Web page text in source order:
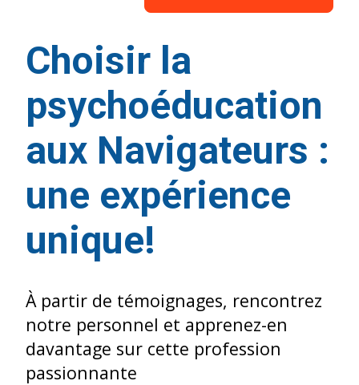
Choisir la
psychoéducation
aux Navigateurs :
une expérience
unique!
À partir de témoignages, rencontrez
notre personnel et apprenez-en
davantage sur cette profession
passionnante